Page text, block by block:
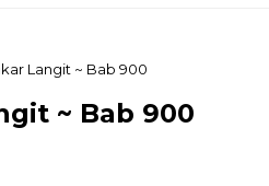
Langit ~ Bab 900
~ Bab 900